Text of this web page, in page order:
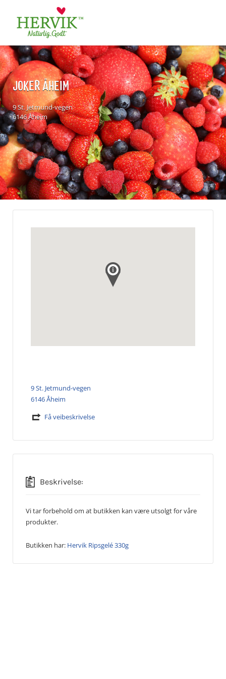
for:
JOKER ÅHEIM
9 St. Jetmund-vegen
6146 Åheim
9 St. Jetmund-vegen
6146 Åheim
Få veibeskrivelse
Beskrivelse:
Vi tar forbehold om at butikken kan være utsolgt for våre
produkter.
Butikken har: Hervik Ripsgelé 330g